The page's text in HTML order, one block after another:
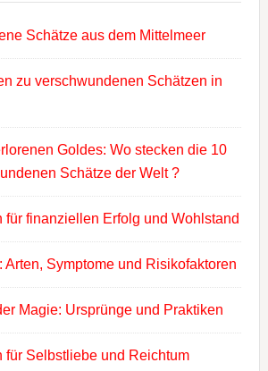
Schätze aus dem Mittelmeer
zu verschwundenen Schätzen in
Goldes: Wo stecken die 10
Schätze der Welt ?
für finanziellen Erfolg und Wohlstand
Arten, Symptome und Risikofaktoren
Magie: Ursprünge und Praktiken
für Selbstliebe und Reichtum